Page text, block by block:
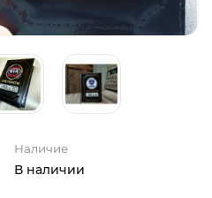
Наличие
В наличии